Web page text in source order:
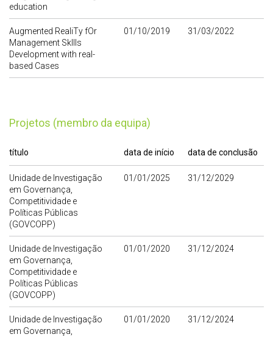
education
Augmented RealiTy fOr
Management Skllls
Development with real-
based Cases
01/10/2019 31/03/2022
Projetos (membro da equipa)
título data de início data de conclusão
Unidade de Investigação
em Governança,
Competitividade e
Políticas Públicas
(GOVCOPP)
01/01/2025 31/12/2029
Unidade de Investigação
em Governança,
Competitividade e
Políticas Públicas
(GOVCOPP)
01/01/2020 31/12/2024
Unidade de Investigação
em Governança,
01/01/2020 31/12/2024